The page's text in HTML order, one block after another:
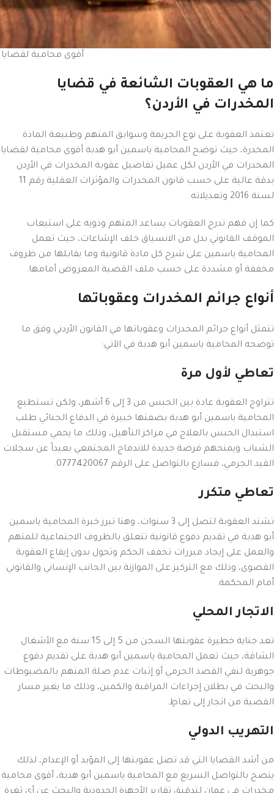
أقوى محامية
ما هي العقوبات الشائعة في قضايا
المخدرات في الأردن؟
تعتمد العقوبة على نوع الجريمة وسوابق المتهم وطبيعة المادة
المخدرة، حيث توضح المحامية ياسمين أبو هدبة أقوى محامية لقضايا
المخدرات في الأردن لكل عميل تفاصيل عقوبة المخدرات في الأردن
بدقة عالية على حسب قانون المخدرات والمؤثرات العقلية رقم 11
لسنة 2016 وتعديلاته.
كما إن فهم تدرج العقوبات يساعد المتهم وذويه على استيعاب
الموقف القانوني بدل من الانسياق خلف الإشاعات، حيث تعمل
المحامية ياسمين على شرح كل مادة قانونية وما يقابلها من ظروف
مخففة أو مشددة على حسب ملف القضية المعروض أمامها.
أنواع جرائم المخدرات وعقوباتها
تتمثل أنواع جرائم المخدرات وعقوباتها في القانون الأردني وفق ما
توضحه المحامية ياسمين أبو هدبة في الآتي:
تعاطي لأول مرة
تتراوح العقوبة عادة بين الحبس من 3 إلى 6 أشهر، ولكن تستطيع
المحامية ياسمين أبو هدبة بصفتها خبيرة في الدفاع الجنائي طلب
استبدال الحبس بالعلاج في مراكز التأهيل، وذلك ما يحمي مستقبل
الشباب ويمنحهم فرصة جديدة للاندماج المجتمعي بعيداً عن سجلات
القيد الجرمي، فسارع بالتواصل على الرقم 0777420067.
تعاطي متكرر
تشتد العقوبة لتصل إلى 3 سنوات، وهنا تبرز خبرة المحامية ياسمين
أبو هدبة في تقديم دفوع قانونية تتعلق بالظروف الاجتماعية للمتهم
والعمل على إيجاد مبررات تخفف الحكم وتحول بدون إيقاع العقوبة
القصوى، وذلك مع التركيز على الموازنة بين الجانب الإنساني والقانوني
أمام المحكمة.
الاتجار المحلي
تعد جناية خطيرة عقوبتها السجن من 5 إلى 15 سنة مع الأشغال
الشاقة، حيث تعمل المحامية ياسمين أبو هدبة على تقديم دفوع
جوهرية لنفي القصد الجرمي أو إثبات عدم صلة المتهم بالمضبوطات
والبحث في بطلان إجراءات المراقبة والكمين، وذلك ما يغير مسار
القضية من اتجار إلى تعاطٍ.
التهريب الدولي
من أشد القضايا التي قد تصل عقوبتها إلى المؤبد أو الإعدام، لذلك
ينصح بالتواصل السريع مع المحامية ياسمين أبو هدبة، أقوى محامية